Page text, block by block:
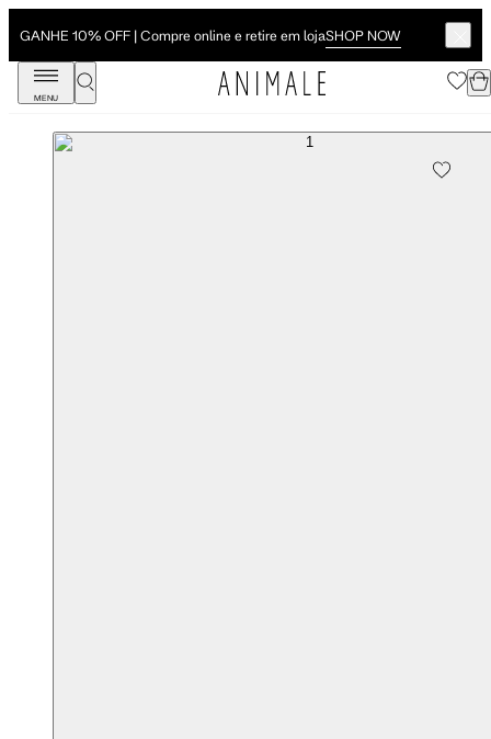
GANHE 10% OFF | Compre online e retire em lojaSHOP NOW
MENU